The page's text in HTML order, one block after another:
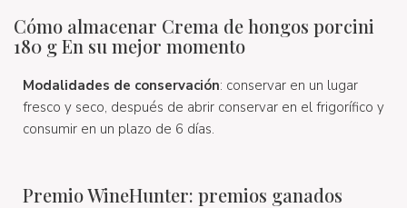
Cómo almacenar Crema de hongos porcini
180 g En su mejor momento
Modalidades de conservación: conservar en un lugar
fresco y seco, después de abrir conservar en el frigorífico y
consumir en un plazo de 6 días.
Premio WineHunter: premios ganados